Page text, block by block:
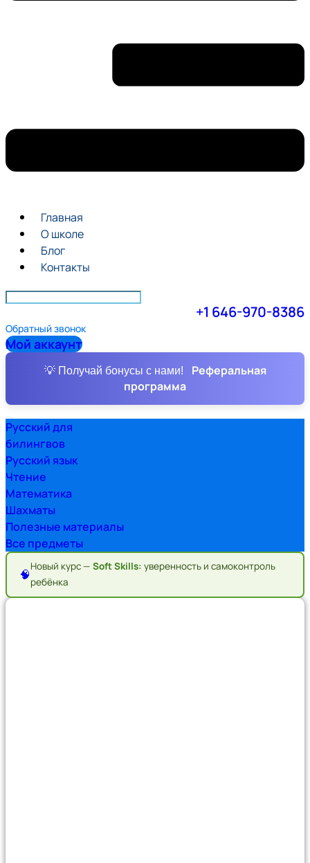
Главная
О школе
Блог
Контакты
+1 646-970-8386
Обратный звонок
Мой аккаунт
💡 Получай бонусы с нами!
Реферальная
программа
Русский для
билингвов
Русский язык
Чтение
Математика
Шахматы
Полезные материалы
Все предметы
🧠
Новый курс — Soft Skills: уверенность и самоконтроль
ребёнка